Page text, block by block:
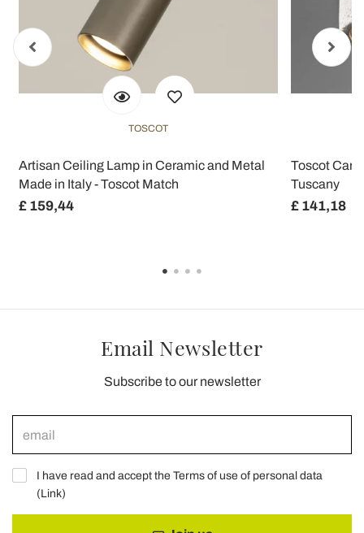
TOSCOT
Artisan Ceiling Lamp in Ceramic and Metal
Made in Italy - Toscot Match
£ 159,44
Toscot
Tuscany
£ 141,18
Email Newsletter
Subscribe to our newsletter
I have read and accept the Terms of use of personal data
(Link)